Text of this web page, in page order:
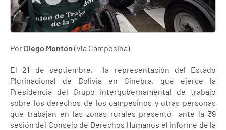
Por Diego Montón (Vía Campesina)
El 21 de septiembre, la representación del Estado
Plurinacional de Bolivia en Ginebra, que ejerce la
Presidencia del Grupo intergubernamental de trabajo
sobre los derechos de los campesinos y otras personas
que trabajan en las zonas rurales presentó ante la 39
sesión del Consejo de Derechos Humanos el informe de la